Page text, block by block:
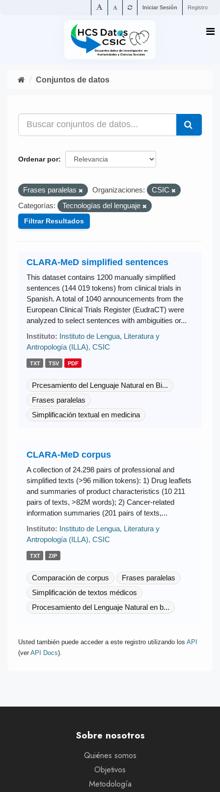
Iniciar Sesión Registro
Conjuntos de datos
Ordenar por
Frases paralelas Organizaciones:
CSIC
Categorías:
Tecnologías del lenguaje
Filtrar Resultados
CLARA-MeD simplified sentences
This dataset contains 1200 manually simplified
sentences (144 019 tokens) from clinical trials in
Spanish. A total of 1040 announcements from the
European Clinical Trials Register (EudraCT) were
analyzed to select sentences with ambiguities or...
Instituto: Instituto de Lengua, Literatura y
Antropología (ILLA), CSIC
TXT TSV PDF
Prcesamiento del Lenguaje Natural en Bi...
Frases paralelas
Simplificación textual en medicina
CLARA-MeD corpus
A collection of 24.298 pairs of professional and
simplified texts (>96 million tokens): 1) Drug leaflets
and summaries of product characteristics (10 211
pairs of texts, >82M words); 2) Cancer-related
information summaries (201 pairs of texts,...
Instituto: Instituto de Lengua, Literatura y
Antropología (ILLA), CSIC
TXT ZIP
Comparación de corpus
Frases paralelas
Simplificación de textos médicos
Procesamiento del Lenguaje Natural en b...
Usted también puede acceder a este registro utilizando los API
(ver API Docs).
Sobre nosotros
Quiénes somos
Objetivos
Metodología